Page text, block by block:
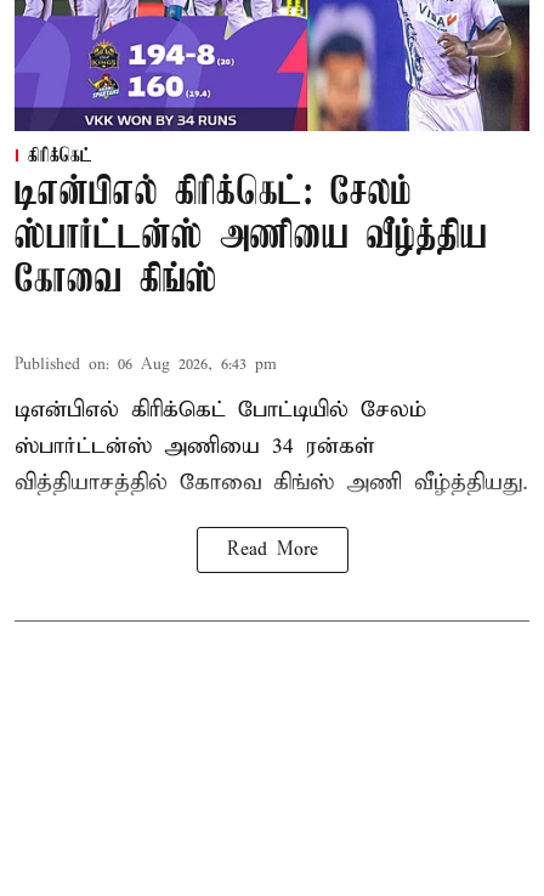
கிரிக்கெட்
டிஎன்பிஎல் கிரிக்கெட்: சேலம்
ஸ்பார்ட்டன்ஸ் அணியை வீழ்த்திய
கோவை கிங்ஸ்
Published on: 06 Aug 2026, 6:43 pm
டிஎன்பிஎல் கிரிக்கெட் போட்டியில் சேலம்
ஸ்பார்ட்டன்ஸ் அணியை 34 ரன்கள்
வித்தியாசத்தில் கோவை கிங்ஸ் அணி வீழ்த்தியது.
Read More